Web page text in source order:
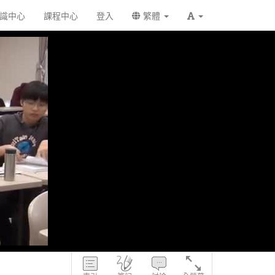
中心 課程中心 登入 繁體